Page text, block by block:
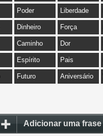
Poder Liberdade
Dinheiro Força
Caminho Dor
Espírito Pais
Futuro Aniversário
Adicionar uma frase